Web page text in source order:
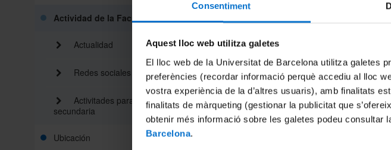
Consentiment
Aquest lloc web utilitza galetes
El lloc web de la Universitat de Barcelona utilitza galetes
preferències (recordar informació perquè accediu al lloc
vostra experiència de la d’altres usuaris), amb finalitats
finalitats de màrqueting (gestionar la publicitat que
obtenir més informació sobre les galetes podeu consultar
Barcelona.
Actividad de la Facultad
Actualidad
Redes sociales
Activitades para estudiantes de
secundaria
Ubicación